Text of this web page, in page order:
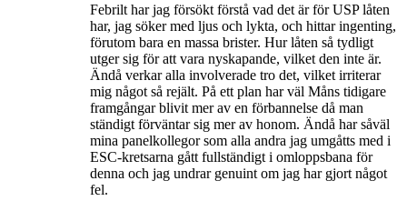
Febrilt har jag försökt förstå vad det är för USP låten
har, jag söker med ljus och lykta, och hittar ingenting,
förutom bara en massa brister. Hur låten så tydligt
utger sig för att vara nyskapande, vilket den inte är.
Ändå verkar alla involverade tro det, vilket irriterar
mig något så rejält. På ett plan har väl Måns tidigare
framgångar blivit mer av en förbannelse då man
ständigt förväntar sig mer av honom. Ändå har såväl
mina panelkollegor som alla andra jag umgåtts med i
ESC-kretsarna gått fullständigt i omloppsbana för
denna och jag undrar genuint om jag har gjort något
fel.